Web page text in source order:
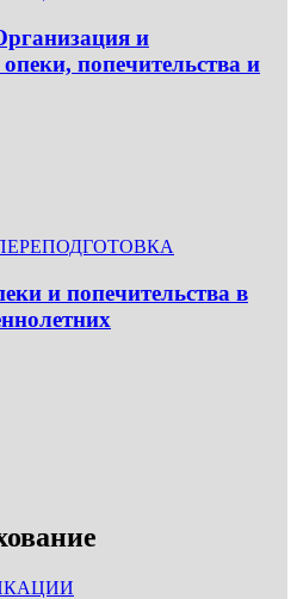
и
попечительства и
и попечительства в